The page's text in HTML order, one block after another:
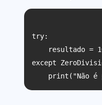
try:
resultado =
except